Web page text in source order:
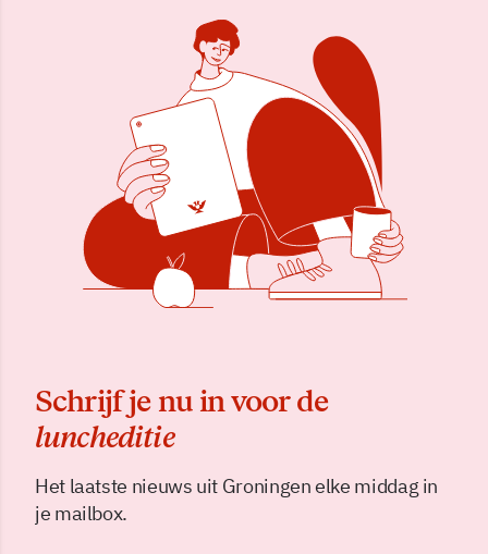
Schrijf je nu in voor de
luncheditie
Het laatste nieuws uit Groningen elke middag in
je mailbox.